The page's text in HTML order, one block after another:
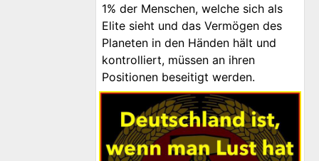
1% der Menschen, welche sich als
Elite sieht und das Vermögen des
Planeten in den Händen hält und
kontrolliert, müssen an ihren
Positionen beseitigt werden.